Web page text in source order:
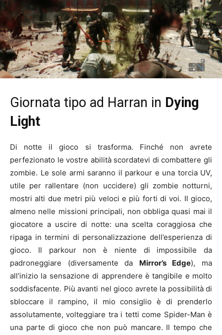
Giornata tipo ad Harran in Dying
Light
Di notte il gioco si trasforma. Finché non avrete
perfezionato le vostre abilità scordatevi di combattere gli
zombie. Le sole armi saranno il parkour e una torcia UV,
utile per rallentare (non uccidere) gli zombie notturni,
mostri alti due metri più veloci e più forti di voi. Il gioco,
almeno nelle missioni principali, non obbliga quasi mai il
giocatore a uscire di notte: una scelta coraggiosa che
ripaga in termini di personalizzazione dell’esperienza di
gioco. Il parkour non è niente di impossibile da
padroneggiare (diversamente da Mirror’s Edge), ma
all’inizio la sensazione di apprendere è tangibile e molto
soddisfacente. Più avanti nel gioco avrete la possibilità di
sbloccare il rampino, il mio consiglio è di prenderlo
assolutamente, volteggiare tra i tetti come Spider-Man è
una parte di gioco che non può mancare. Il tempo che